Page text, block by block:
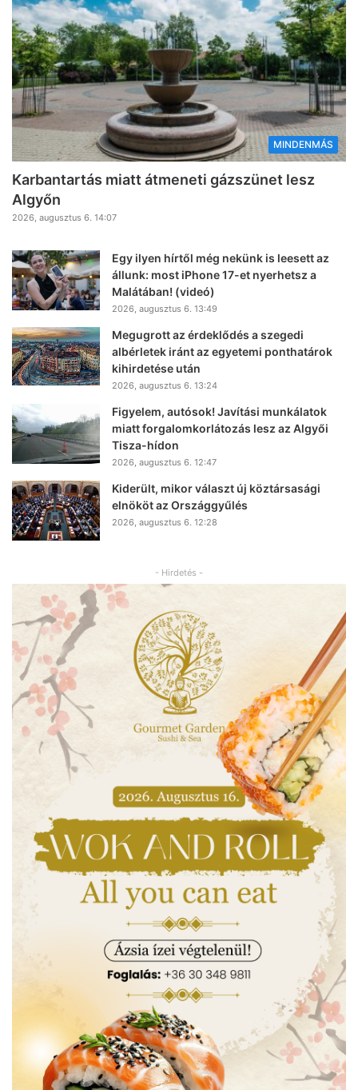
MINDENMÁS
Karbantartás miatt átmeneti gázszünet lesz
Algyőn
2026, augusztus 6. 14:07
Egy ilyen hírtől még nekünk is leesett az
állunk: most iPhone 17-et nyerhetsz a
Malátában! (videó)
2026, augusztus 6. 13:49
Megugrott az érdeklődés a szegedi
albérletek iránt az egyetemi ponthatárok
kihirdetése után
2026, augusztus 6. 13:24
Figyelem, autósok! Javítási munkálatok
miatt forgalomkorlátozás lesz az Algyői
Tisza-hídon
2026, augusztus 6. 12:47
Kiderült, mikor választ új köztársasági
elnököt az Országgyűlés
2026, augusztus 6. 12:28
- Hirdetés -